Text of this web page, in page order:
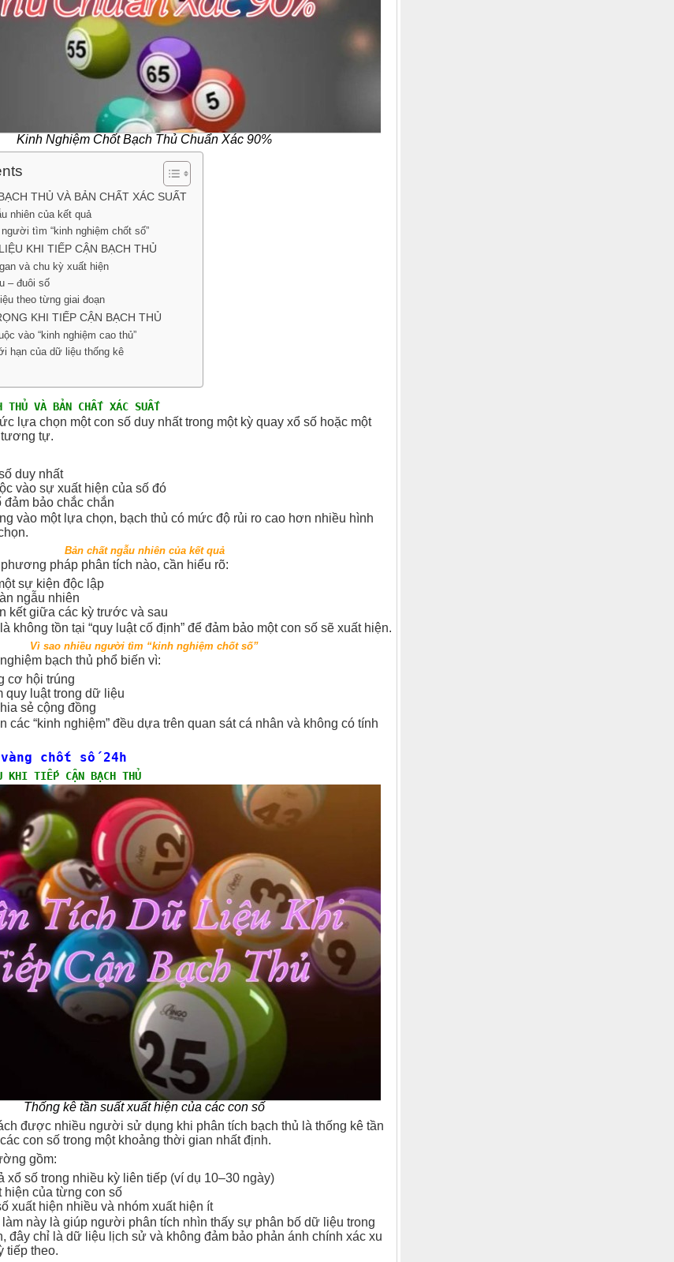
Kinh Nghiệm Chốt Bạch Thủ Chuẩn Xác 90%
THỦ VÀ BẢN CHẤT XÁC SUẤT
nhiên của kết quả
tìm “kinh nghiệm chốt số”
KHI TIẾP CẬN BẠCH THỦ
và chu kỳ xuất hiện
– đuôi số
theo từng giai đoạn
KHI TIẾP CẬN BẠCH THỦ
vào “kinh nghiệm cao thủ”
hạn của dữ liệu thống kê
THỦ VÀ BẢN CHẤT XÁC SUẤT
lựa chọn một con số duy nhất trong một kỳ quay xổ số hoặc một
tương tự.
duy nhất
vào sự xuất hiện của số đó
đảm bảo chắc chắn
vào một lựa chọn, bạch thủ có mức độ rủi ro cao hơn nhiều hình
Bản chất ngẫu nhiên của kết quả
pháp phân tích nào, cần hiểu rõ:
sự kiện độc lập
ngẫu nhiên
kết giữa các kỳ trước và sau
không tồn tại “quy luật cố định” để đảm bảo một con số sẽ xuất hiện.
Vì sao nhiều người tìm “kinh nghiệm chốt số”
bạch thủ phổ biến vì:
cơ hội trúng
quy luật trong dữ liệu
sẻ cộng đồng
các “kinh nghiệm” đều dựa trên quan sát cá nhân và không có tính
chốt số 24h
KHI TIẾP CẬN BẠCH THỦ
Thống kê tần suất xuất hiện của các con số
được nhiều người sử dụng khi phân tích bạch thủ là thống kê tần
con số trong một khoảng thời gian nhất định.
gồm:
xổ số trong nhiều kỳ liên tiếp (ví dụ 10–30 ngày)
hiện của từng con số
xuất hiện nhiều và nhóm xuất hiện ít
làm này là giúp người phân tích nhìn thấy sự phân bố dữ liệu trong
đây chỉ là dữ liệu lịch sử và không đảm bảo phản ánh chính xác xu
tiếp theo.